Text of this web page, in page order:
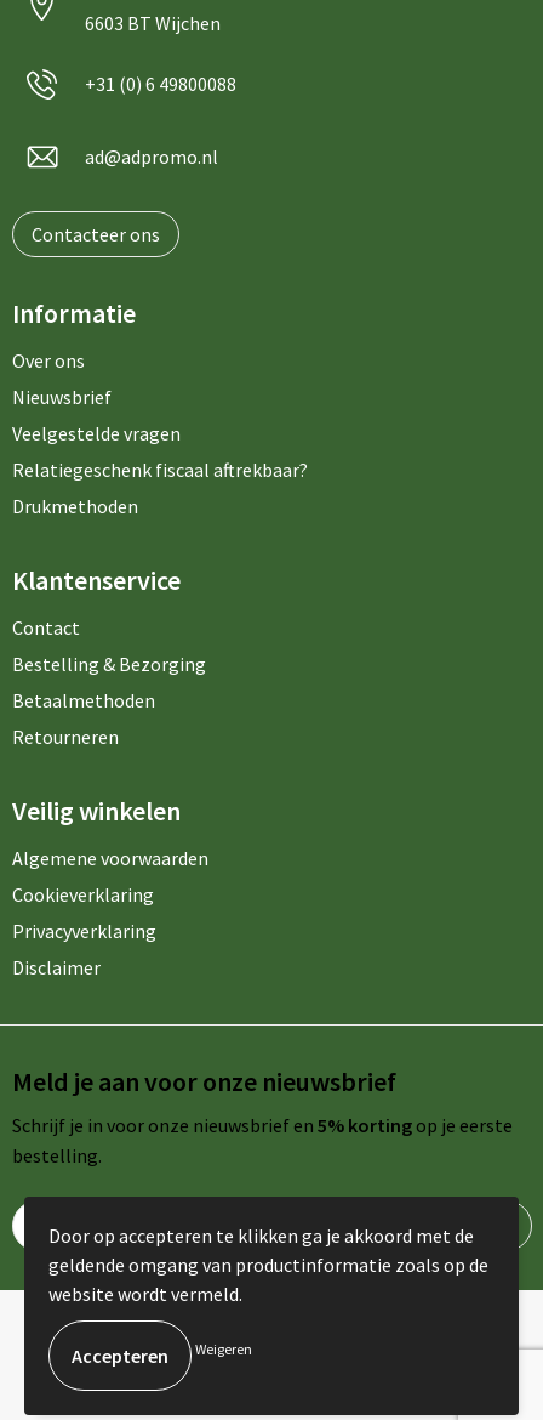
6603 BT Wijchen
+31 (0) 6 49800088
ad@adpromo.nl
Contacteer ons
Informatie
Over ons
Nieuwsbrief
Veelgestelde vragen
Relatiegeschenk fiscaal aftrekbaar?
Drukmethoden
Klantenservice
Contact
Bestelling & Bezorging
Betaalmethoden
Retourneren
Veilig winkelen
Algemene voorwaarden
Cookieverklaring
Privacyverklaring
Disclaimer
Meld je aan voor onze nieuwsbrief
Schrijf je in voor onze nieuwsbrief en 5% kortingop je eerste
bestelling.
© Copyright AdPromo 2024
Door op accepteren te klikken ga je akkoord met de
geldende omgang van productinformatie zoals op de
website wordt vermeld.
Weigeren